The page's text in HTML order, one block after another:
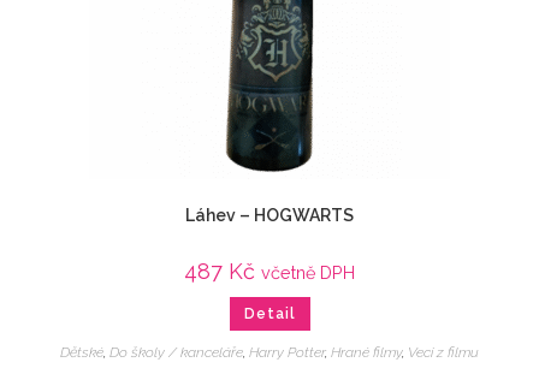
Láhev – HOGWARTS
487 Kč včetně DPH
Detail
Dětské, Do školy / kanceláře, Harry Potter, Hrané filmy, Veci z filmu